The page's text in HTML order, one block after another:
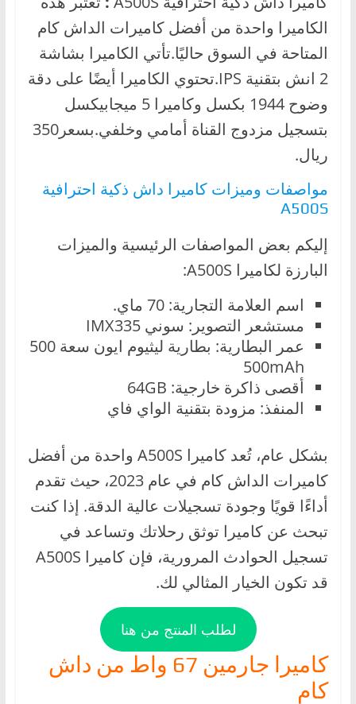
الكاميرا واحدة من أفضل كاميرات الداش كام
المتاحة في السوق حاليًا.تأتي الكاميرا بشاشة
2 انش بتقنية IPS.تحتوي الكاميرا أيضًا على دقة
وضوح 1944 بكسل وكاميرا 5 ميجابيكسل
ريال.
مواصفات وميزات كاميرا داش ذكية احترافية
A500S
إليكم بعض المواصفات الرئيسية والميزات
البارزة لكاميرا A500S:
اسم العلامة التجارية: 70 ماي.
مستشعر التصوير: سوني IMX335
عمر البطارية: بطارية ليثيوم ايون سعة 500
500mAh
أقصى ذاكرة خارجية: 64GB
المنفذ: مزودة بتقنية الواي فاي
بشكل عام، تُعد كاميرا A500S واحدة من أفضل
كاميرات الداش كام في عام 2023، حيث تقدم
أداءًا قويًا وجودة تسجيلات عالية الدقة. إذا كنت
تبحث عن كاميرا توثق رحلاتك وتساعد في
تسجيل الحوادث المرورية، فإن كاميرا A500S
قد تكون الخيار المثالي لك.
لطلب المنتج من هنا
كاميرا جارمين 67 واط من داش
كام